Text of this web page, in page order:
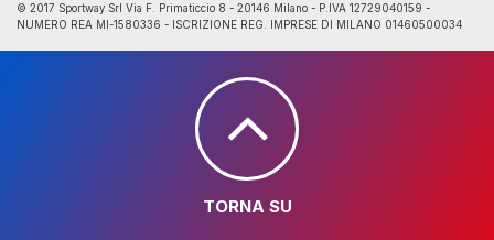
© 2017 Sportway Srl Via F. Primaticcio 8 - 20146 Milano - P.IVA 12729040159 -
NUMERO REA MI-1580336 - ISCRIZIONE REG. IMPRESE DI MILANO 01460500034
TORNA SU